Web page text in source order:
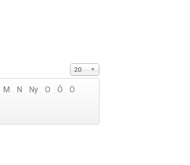
20
M N Ny O Ó Ö